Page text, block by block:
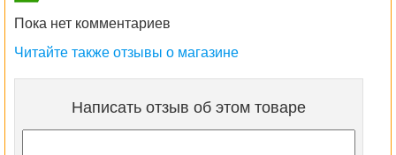
Пока нет комментариев
Читайте также отзывы о магазине
Написать отзыв об этом товаре